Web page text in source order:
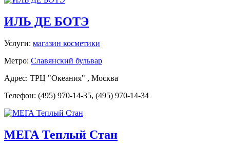
ИЛЬ ДЕ БОТЭ
Услуги: магазин косметики
Метро: Славянский бульвар
Адрес: ТРЦ "Океания" , Москва
Телефон: (495) 970-14-35, (495) 970-14-34
МЕГА Теплый Стан